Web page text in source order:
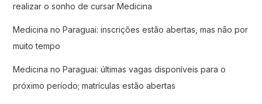
realizar o sonho de cursar Medicina
Medicina no Paraguai: inscrições estão abertas, mas não por
muito tempo
Medicina no Paraguai: últimas vagas disponíveis para o
próximo período; matrículas estão abertas